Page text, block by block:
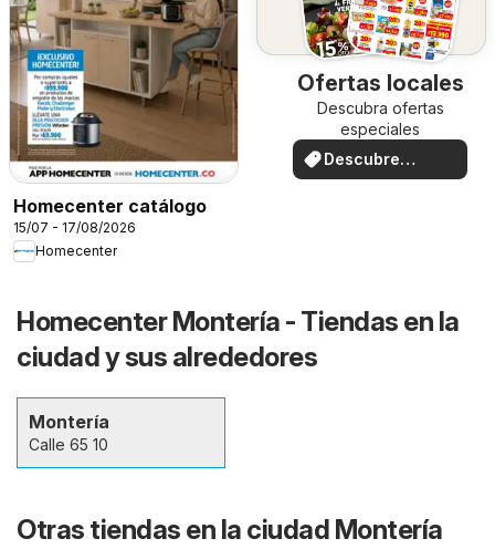
Homecenter catálogo
15/07 - 17/08/2026
Homecenter
Ofertas locales
Descubra ofertas
especiales
Descubre
ofertas
Homecenter Montería - Tiendas en la
ciudad y sus alrededores
Montería
Calle 65 10
Otras tiendas en la ciudad Montería